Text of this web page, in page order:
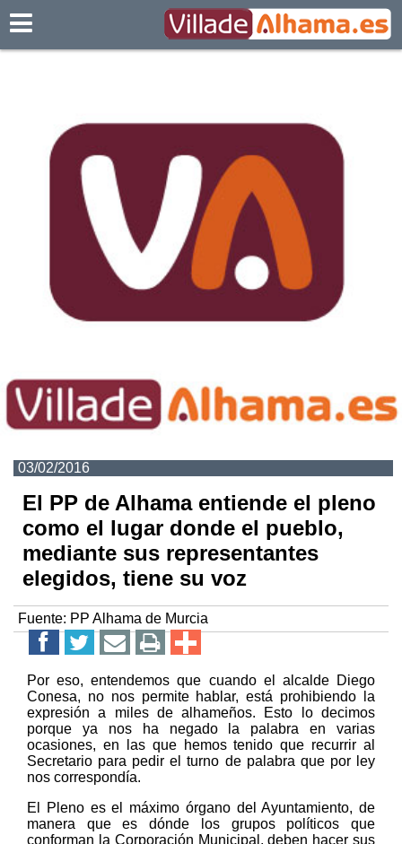
03/02/2016
El PP de Alhama entiende el pleno
como el lugar donde el pueblo,
mediante sus representantes
elegidos, tiene su voz
Fuente: PP Alhama de Murcia
Por eso, entendemos que cuando el alcalde Diego
Conesa, no nos permite hablar, está prohibiendo la
expresión a miles de alhameños. Esto lo decimos
porque ya nos ha negado la palabra en varias
ocasiones, en las que hemos tenido que recurrir al
Secretario para pedir el turno de palabra que por ley
nos correspondía.
El Pleno es el máximo órgano del Ayuntamiento, de
manera que es dónde los grupos políticos que
conforman la Corporación Municipal, deben hacer sus